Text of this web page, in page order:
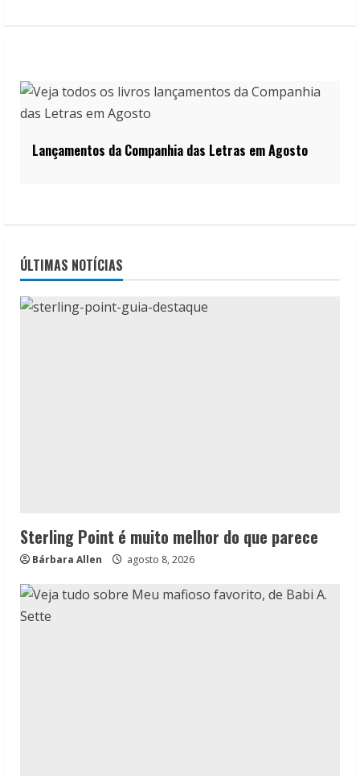
Lançamentos da Companhia das Letras em Agosto
ÚLTIMAS NOTÍCIAS
Sterling Point é muito melhor do que parece
Bárbara Allen agosto 8, 2026